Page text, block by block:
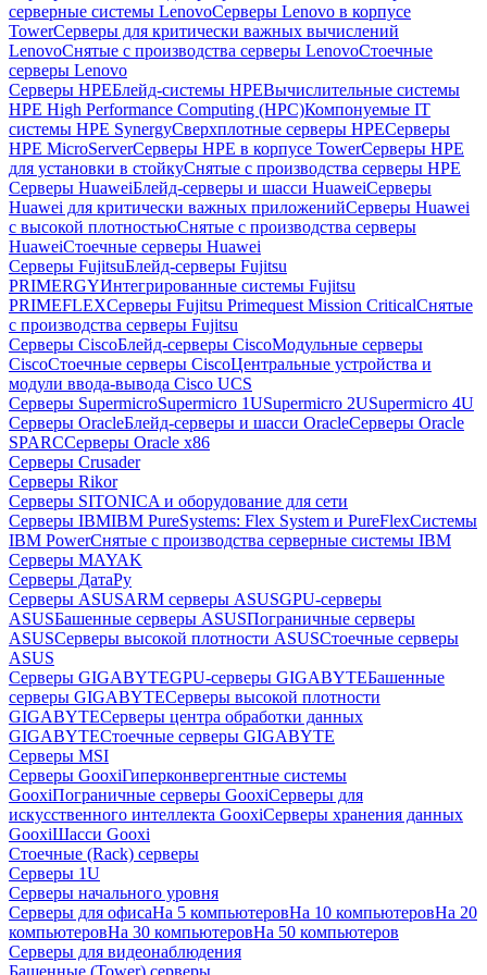
серверные системы LenovoСерверы Lenovo в корпусе
TowerСерверы для критически важных вычислений
LenovoСнятые с производства серверы LenovoСтоечные
серверы Lenovo
Серверы HPEБлейд-системы HPEВычислительные системы
HPE High Performance Computing (HPC)Компонуемые IT
системы HPE SynergyСверхплотные серверы HPEСерверы
HPE MicroServerСерверы HPE в корпусе TowerСерверы HPE
для установки в стойкуСнятые с производства серверы HPE
Серверы HuaweiБлейд-серверы и шасси HuaweiСерверы
Huawei для критически важных приложенийСерверы Huawei
с высокой плотностьюСнятые с производства серверы
HuaweiСтоечные серверы Huawei
Серверы FujitsuБлейд-серверы Fujitsu
PRIMERGYИнтегрированные системы Fujitsu
PRIMEFLEXСерверы Fujitsu Primequest Mission CriticalСнятые
с производства серверы Fujitsu
Серверы CiscoБлейд-серверы CiscoМодульные серверы
CiscoСтоечные серверы CiscoЦентральные устройства и
модули ввода-вывода Cisco UCS
Серверы SupermicroSupermicro 1USupermicro 2USupermicro 4U
Серверы OracleБлейд-серверы и шасси OracleСерверы Oracle
SPARCСерверы Oracle x86
Серверы Crusader
Серверы Rikor
Серверы SITONICA и оборудование для сети
Серверы IBMIBM PureSystems: Flex System и PureFlexСистемы
IBM PowerСнятые с производства серверные системы IBM
Серверы MAYAK
Серверы ДатаРу
Серверы ASUSARM серверы ASUSGPU-серверы
ASUSБашенные серверы ASUSПограничные серверы
ASUSСерверы высокой плотности ASUSСтоечные серверы
ASUS
Серверы GIGABYTEGPU-серверы GIGABYTEБашенные
серверы GIGABYTEСерверы высокой плотности
GIGABYTEСерверы центра обработки данных
GIGABYTEСтоечные серверы GIGABYTE
Серверы MSI
Серверы GooxiГиперконвергентные системы
GooxiПограничные серверы GooxiСерверы для
искусственного интеллекта GooxiСерверы хранения данных
GooxiШасси Gooxi
Стоечные (Rack) серверы
Серверы 1U
Серверы начального уровня
Серверы для офисаНа 5 компьютеровНа 10 компьютеровНа 20
компьютеровНа 30 компьютеровНа 50 компьютеров
Серверы для видеонаблюдения
Башенные (Tower) серверы